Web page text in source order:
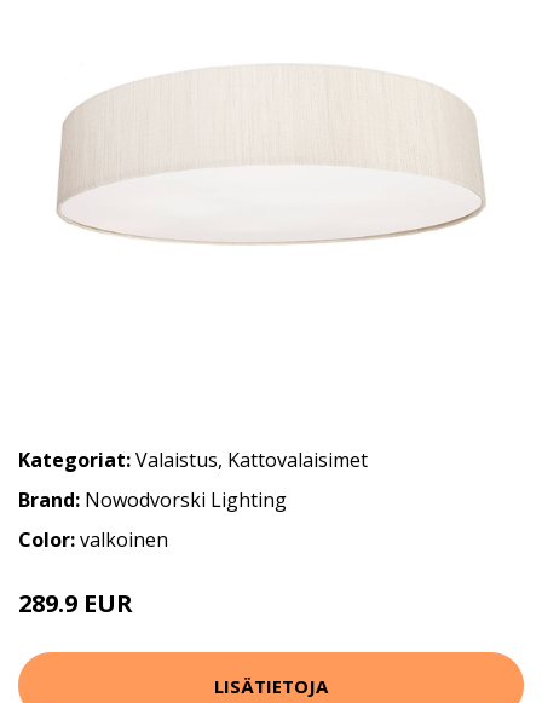
Kategoriat:Valaistus, Kattovalaisimet
Brand: Nowodvorski Lighting
Color:valkoinen
289.9 EUR
LISÄTIETOJA